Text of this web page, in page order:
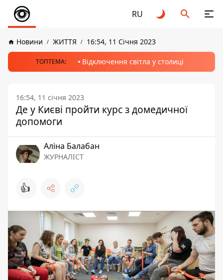
RU
Новини ЖИТТЯ 16:54, 11 Січня 2023
ТОПТЕМА: Відключення світла у столиці
16:54, 11 січня 2023
Де у Києві пройти курс з домедичної
допомоги
Аліна Балабан
ЖУРНАЛІСТ
👍